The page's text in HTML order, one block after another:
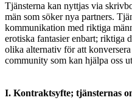
Tjänsterna kan nyttjas via
män som söker nya partners.
kommunikation med riktiga
erotiska fantasier enbart; riktiga
olika alternativ för att
community som kan hjälpa oss
I. Kontraktsyfte; tjänsternas